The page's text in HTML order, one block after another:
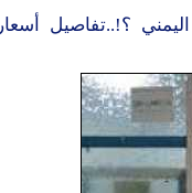
؟!..تفاصيل أسعار